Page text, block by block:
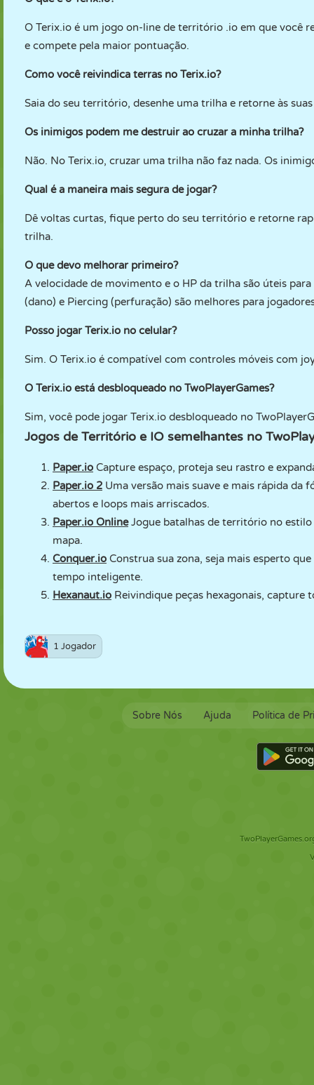
O Terix.io é um jogo on-line de território .io em que você
e compete pela maior pontuação.
Como você reivindica terras no Terix.io?
Saia do seu território, desenhe uma trilha e retorne às
Os inimigos podem me destruir ao cruzar a minha trilha?
Não. No Terix.io, cruzar uma trilha não faz nada. Os
Qual é a maneira mais segura de jogar?
Dê voltas curtas, fique perto do seu território e retorne
trilha.
O que devo melhorar primeiro?
A velocidade de movimento e o HP da trilha são úteis
(dano) e Piercing (perfuração) são melhores para
Posso jogar Terix.io no celular?
Sim. O Terix.io é compatível com controles móveis com
O Terix.io está desbloqueado no TwoPlayerGames?
Sim, você pode jogar Terix.io desbloqueado no
Jogos de Território e IO semelhantes no
Paper.io Capture espaço, proteja seu rastro e
Paper.io 2 Uma versão mais suave e mais rápida
abertos e loops mais arriscados.
Paper.io OnlineJogue batalhas de território no
mapa.
Conquer.io Construa sua zona, seja mais esperto
tempo inteligente.
Hexanaut.io Reivindique peças hexagonais,
1 Jogador
Sobre Nós Ajuda Política de